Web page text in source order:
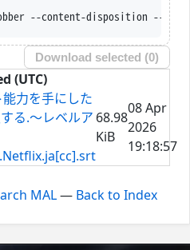
disposition --trust-server-names --iri
Download selected (0)
(UTC)
力を手にした
る.～レベルア 68.98
KiB
08 Apr
2026
19:18:57
MAL— Back to Index